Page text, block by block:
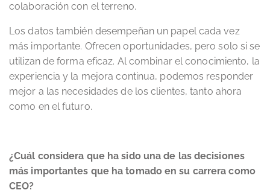
colaboración con el terreno.
Los datos también desempeñan un papel cada vez
más importante. Ofrecen oportunidades, pero solo si se
utilizan de forma eficaz. Al combinar el conocimiento, la
experiencia y la mejora continua, podemos responder
mejor a las necesidades de los clientes, tanto ahora
como en el futuro.
¿Cuál considera que ha sido una de las decisiones
más importantes que ha tomado en su carrera como
CEO?